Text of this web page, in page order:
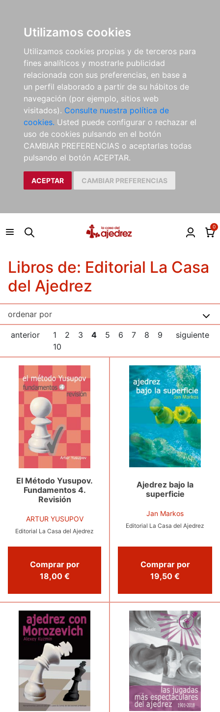
Utilizamos cookies
Utilizamos cookies propias y de terceros para
fines analíticos y mostrarle publicidad
relacionada con sus preferencias, en base a
un perfil elaborado a partir de su hábitos de
navegación (por ejemplo, sitios web
visitados). Consulte nuestra política de
cookies. Usted puede configurar o rechazar el
uso de cookies pulsando en el botón
CAMBIAR PREFERENCIAS o aceptarlas todas
pulsando el botón ACEPTAR.
ACEPTAR CAMBIAR PREFERENCIAS
0
Libros de: Editorial La Casa
del Ajedrez
anterior 1 2 3 4 5 6 7 8
9
10
siguiente
El Método Yusupov.
Fundamentos 4.
Revisión
ARTUR YUSUPOV
Editorial La Casa del Ajedrez
Comprar por
18,00 €
Ajedrez bajo la
superficie
Jan Markos
Editorial La Casa del Ajedrez
Comprar por
19,50 €